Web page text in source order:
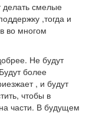
делать смелые
,тогда и
во многом
Не будут
более
, и будут
чтобы в
части. В будущем